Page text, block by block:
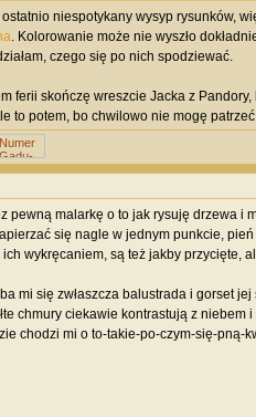
niespotykany wysyp rysunków,
. Kolorowanie może nie wyszło
czego się po nich spodziewać.
ferii skończę wreszcie Jacka z
to potem, bo chwilowo nie mogę
pewną malarkę o to jak rysuję drzewa i
się nagle w jednym punkcie,
wykręcaniem, są też jakby przycięte,
mi się zwłaszcza balustrada i gorset
chmury ciekawie kontrastują z
chodzi mi o to-takie-po-czym-się-pną-